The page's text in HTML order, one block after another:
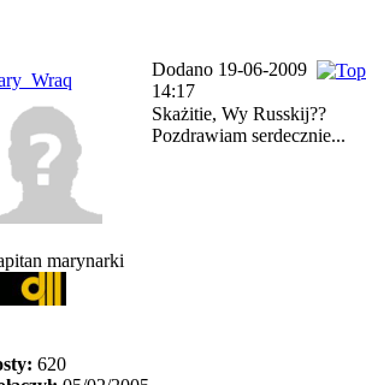
Dodano 19-06-2009
14:17
marynarki
620
Skażitie, Wy Russkij??
Pozdrawiam serdecznie...